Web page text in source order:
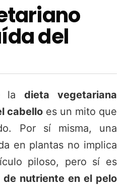
del
la dieta vegetariana
cabello es un mito que
Por sí misma, una
en plantas no implica
piloso, pero sí es
nutriente en el pelo